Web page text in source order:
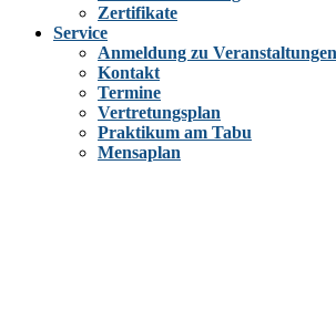
Zertifikate
Service
Anmeldung zu Veranstaltungen
Kontakt
Termine
Vertretungsplan
Praktikum am Tabu
Mensaplan